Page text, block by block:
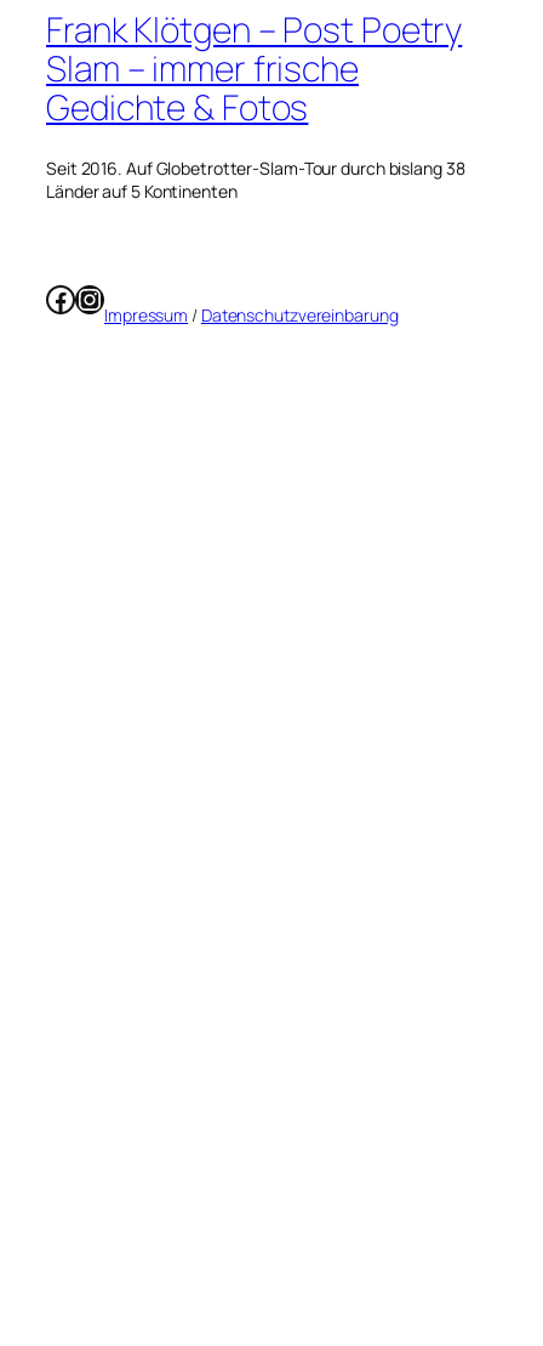
Frank Klötgen – Post Poetry
Slam – immer frische
Gedichte & Fotos
Seit 2016. Auf Globetrotter-Slam-Tour durch bislang 38
Länder auf 5 Kontinenten
Facebook
Instagram
Impressum / Datenschutzvereinbarung